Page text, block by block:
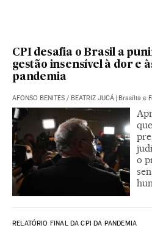
CPI desafia o Brasil a
gestão insensível à dor e
pandemia
AFONSO BENITES / BEATRIZ JUCÁ | Brasília e
o
RELATÓRIO FINAL DA CPI DA PANDEMIA